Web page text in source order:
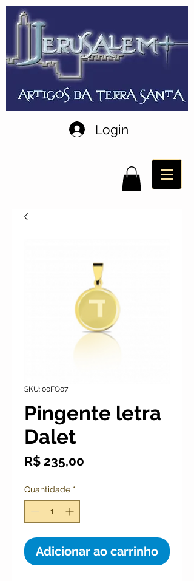
Login
SKU: 00FO07
Pingente letra
Dalet
R$ 235,00
Quantidade *
Adicionar ao carrinho